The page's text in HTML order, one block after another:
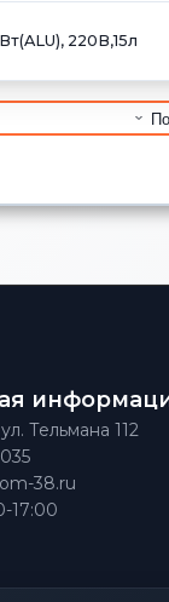
220В,15л
Тельмана 112
38.ru
17:00